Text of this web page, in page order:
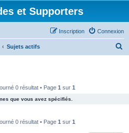
et Supporters
Connexion
Inscription
Sujets actifs
0 résultat • Page 1 sur 1
que vous avez spécifiés.
0 résultat • Page 1 sur 1